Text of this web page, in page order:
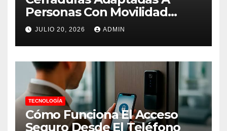
Personas Con Movilidad
Reducida
JULIO 20, 2026 ADMIN
TECNOLOGÍA
Cómo Funciona El Acceso
Seguro Desde El Teléfono